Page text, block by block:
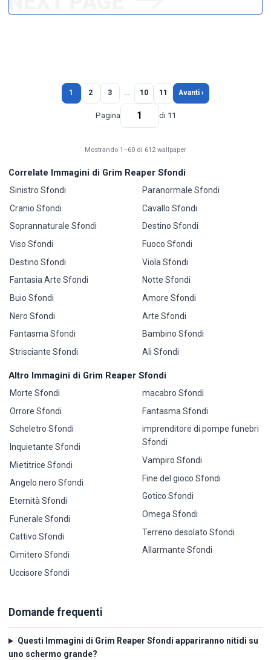
1 2 3 … 10 11 Avanti ›
Pagina di 11
Mostrando 1–60 di 612 wallpaper
Correlate Immagini di Grim Reaper Sfondi
Sinistro Sfondi
Cranio Sfondi
Soprannaturale Sfondi
Viso Sfondi
Destino Sfondi
Fantasia Arte Sfondi
Buio Sfondi
Nero Sfondi
Fantasma Sfondi
Strisciante Sfondi
Paranormale Sfondi
Cavallo Sfondi
Destino Sfondi
Fuoco Sfondi
Viola Sfondi
Notte Sfondi
Amore Sfondi
Arte Sfondi
Bambino Sfondi
Ali Sfondi
Altro Immagini di Grim Reaper Sfondi
Morte Sfondi
Orrore Sfondi
Scheletro Sfondi
Inquietante Sfondi
Mietitrice Sfondi
Angelo nero Sfondi
Eternità Sfondi
Funerale Sfondi
Cattivo Sfondi
Cimitero Sfondi
Uccisore Sfondi
macabro Sfondi
Fantasma Sfondi
imprenditore di pompe funebri
Sfondi
Vampiro Sfondi
Fine del gioco Sfondi
Gotico Sfondi
Omega Sfondi
Terreno desolato Sfondi
Allarmante Sfondi
Domande frequenti
Questi Immagini di Grim Reaper Sfondi appariranno nitidi su
uno schermo grande?